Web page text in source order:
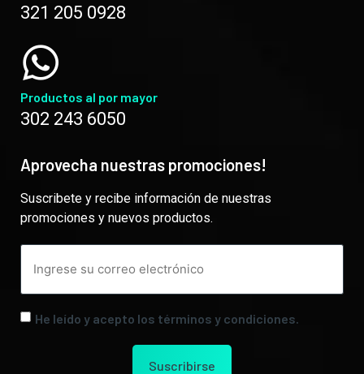
321 205 0928
Productos al por mayor
302 243 6050
Aprovecha nuestras promociones!
Suscribete y recibe información de nuestras
promociones y nuevos productos.
He leído y acepto los términos y condiciones.